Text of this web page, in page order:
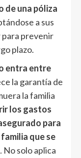
de una póliza
a sus
para prevenir
plazo.
entra entre
la garantía de
la familia
los gastos
para
que se
. No solo aplica